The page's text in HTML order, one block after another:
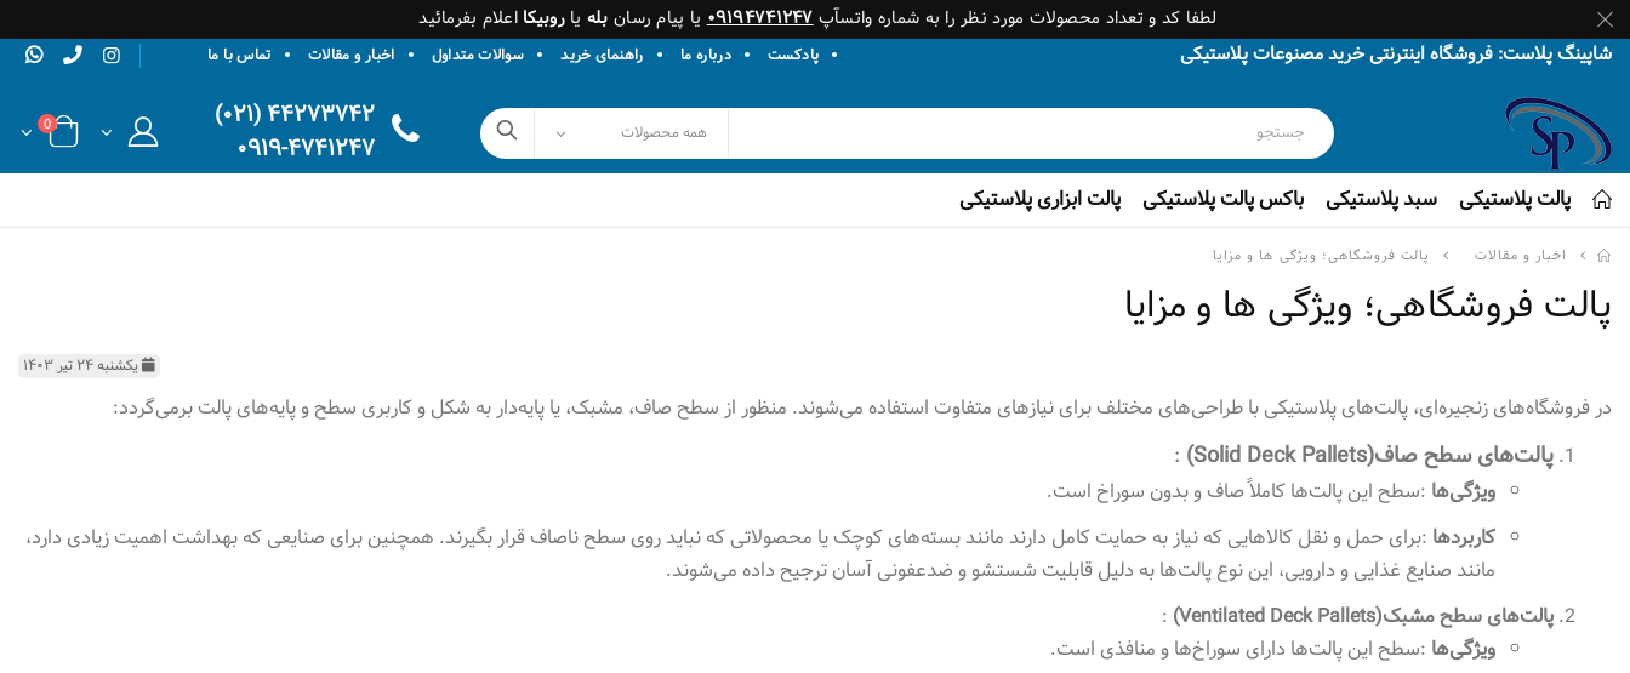
لطفا کد و تعداد محصولات مورد نظر را به شماره واتسآپ۰۹۱۹۴۷۴۱۲۴۷یا پیام رسان بله یاروبیکا اعلام بفرمائید
شاپینگ پلاست: فروشگاه اینترنتی خرید مصنوعات پلاستیکی پادکست درباره ما راهنمای خرید سوالات متداول اخبار و مقالات تماس با ما
۴۴۲۷۳۷۴۲ (۰۲۱)
۰۹۱۹-۴۷۴۱۲۴۷
0
پالت پلاستیکی سبد پلاستیکی باکس پالت پلاستیکی پالت ابزاری پلاستیکی
اخبار و مقالات پالت فروشگاهی؛ ویژگی ها و مزایا
پالت فروشگاهی؛ ویژگی ها و مزایا
یکشنبه ۲۴ تیر ۱۴۰۳
در فروشگاه‌های زنجیره‌ای، پالت‌های پلاستیکی با طراحی‌های مختلف برای نیازهای متفاوت استفاده می‌شوند. منظور از سطح صاف، مشبک، یا پایه‌دار به شکل و کاربری سطح و پایه‌های پالت برمی‌گردد:
پالت‌های سطح صاف(Solid Deck Pallets)
:
ویژگی‌ها :سطح این پالت‌ها کاملاً صاف و بدون سوراخ است.
کاربردها :برای حمل و نقل کالاهایی که نیاز به حمایت کامل دارند مانند بسته‌های کوچک یا محصولاتی که نباید روی سطح ناصاف قرار بگیرند. همچنین برای صنایعی که بهداشت اهمیت زیادی دارد،
مانند صنایع غذایی و دارویی، این نوع پالت‌ها به دلیل قابلیت شستشو و ضدعفونی آسان ترجیح داده می‌شوند.
پالت‌های سطح مشبک(Ventilated Deck Pallets)
:
ویژگی‌ها :سطح این پالت‌ها دارای سوراخ‌ها و منافذی است.